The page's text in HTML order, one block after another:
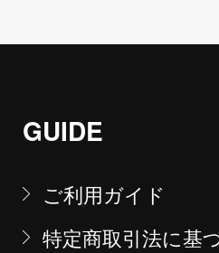
GUIDE
ご利用ガイド
特定商取引法に基